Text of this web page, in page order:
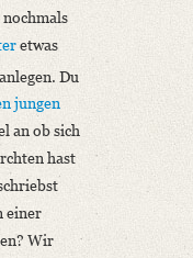
etwas
Du
jungen
an ob sich
hast
einer
Wir